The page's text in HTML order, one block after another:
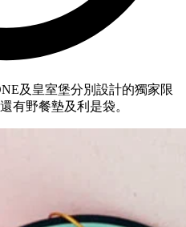
及皇室堡分別設計的獨家限
有野餐墊及利是袋。